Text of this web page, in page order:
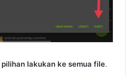
pilihan lakukan ke semua file.